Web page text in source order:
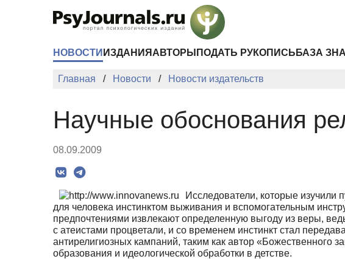
НОВОСТИ ИЗДАНИЯ АВТОРЫ ПОДАТЬ РУКОПИСЬ БАЗА
Главная Новости Новости издательств
Научные обоснования
08.09.2009
Исследователи, которые изучили
для человека инстинктом выживания и вспомогательным
предпочтениями извлекают определенную выгоду из веры,
с атеистами процветали, и со временем инстинкт стал
антирелигиозных кампаний, таким как автор «Божественного
образования и идеологической обработки в детстве.